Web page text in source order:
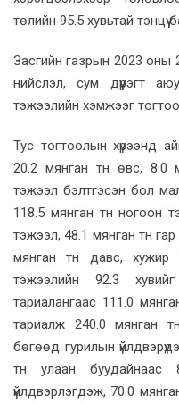
төлийн 95.5 хувьтай тэнцүү
Засгийн газрын 2023 оны
нийслэл, сум дүүрэгт
тэжээлийн хэмжээг тогтоон
Тус тогтоолын хүрээнд
20.2 мянган тн өвс, 8.0
тэжээл бэлтгэсэн бол
118.5 мянган тн ногоон
тэжээл, 48.1 мянган тн
мянган тн давс, хужир
тэжээлийн 92.3
тариалангаас 111.0
тариалж 240.0 мянган
бөгөөд гурилын
тн улаан буудайнаас
үйлдвэрлэгдэж, 70.0